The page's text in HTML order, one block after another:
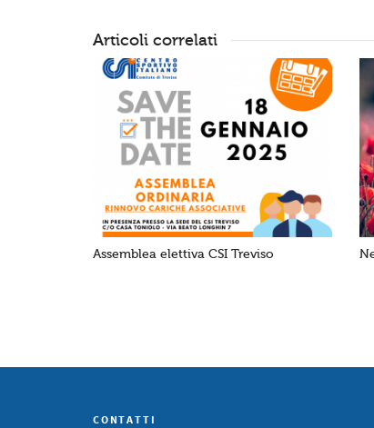
Articoli correlati
Assemblea elettiva CSI Treviso
CONTATTI